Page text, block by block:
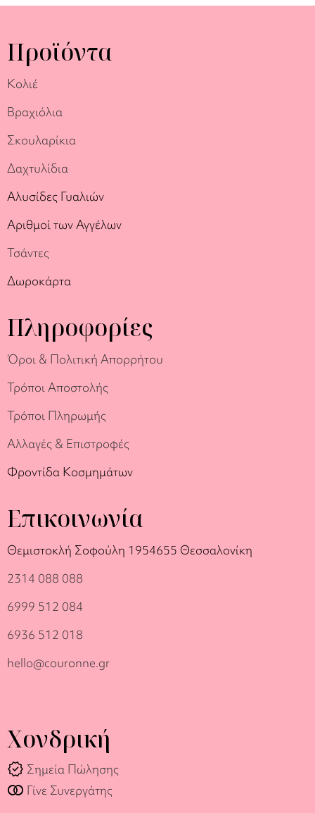
Προϊόντα
Κολιέ
Βραχιόλια
Σκουλαρίκια
Δαχτυλίδια
Αλυσίδες Γυαλιών
Αριθμοί των Αγγέλων
Τσάντες
Δωροκάρτα
Πληροφορίες
Όροι & Πολιτική Απορρήτου
Τρόποι Αποστολής
Τρόποι Πληρωμής
Αλλαγές & Επιστροφές
Φροντίδα Κοσμημάτων
Επικοινωνία
Θεμιστοκλή Σοφούλη 1954655 Θεσσαλονίκη
2314 088 088
6999 512 084
6936 512 018
hello@couronne.gr
Χονδρική
verified Σημεία Πώλησης
join_full Γίνε Συνεργάτης